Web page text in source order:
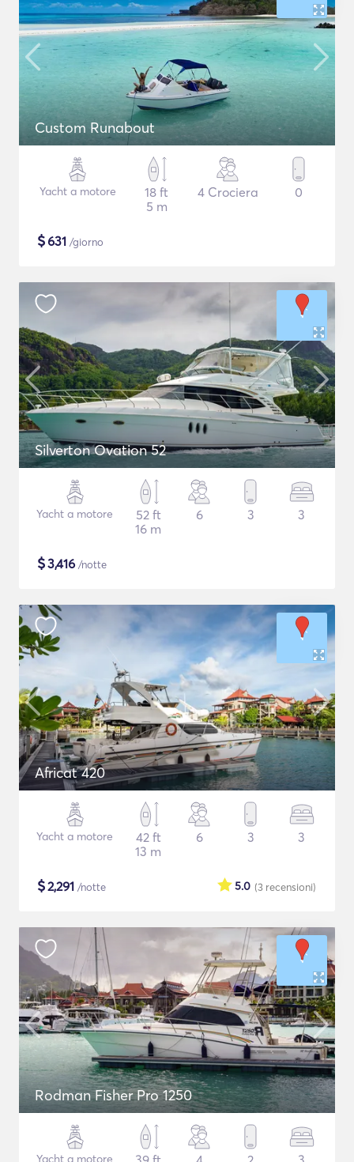
Custom Runabout
Yacht a motore
18 ft
5 m
4 Crociera 0
$631 /giorno
Silverton Ovation 52
Yacht a motore
52 ft
16 m
6 3 3
$3,416 /notte
Africat 420
Yacht a motore
42 ft
13 m
6 3 3
$2,291 /notte (3 recensioni)
5.0
Rodman Fisher Pro 1250
Yacht a motore